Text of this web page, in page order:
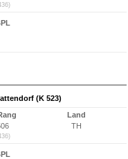
(K 523)
Land
TH